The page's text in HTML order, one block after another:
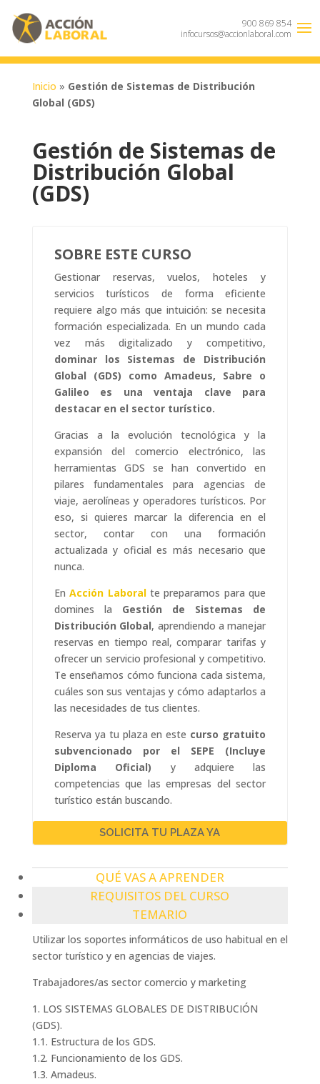
900 869 854
infocursos@accionlaboral.com
Inicio » Gestión de Sistemas de Distribución
Global (GDS)
Gestión de Sistemas de
Distribución Global
(GDS)
SOBRE ESTE CURSO
Gestionar reservas, vuelos, hoteles y
servicios turísticos de forma eficiente
requiere algo más que intuición: se necesita
formación especializada. En un mundo cada
vez más digitalizado y competitivo,
dominar los Sistemas de Distribución
Global (GDS) como Amadeus, Sabre o
Galileo es una ventaja clave para
destacar en el sector turístico.
Gracias a la evolución tecnológica y la
expansión del comercio electrónico, las
herramientas GDS se han convertido en
pilares fundamentales para agencias de
viaje, aerolíneas y operadores turísticos. Por
eso, si quieres marcar la diferencia en el
sector, contar con una formación
actualizada y oficial es más necesario que
nunca.
En Acción Laboralte preparamos para que
domines la Gestión de Sistemas de
Distribución Global, aprendiendo a manejar
reservas en tiempo real, comparar tarifas y
ofrecer un servicio profesional y competitivo.
Te enseñamos cómo funciona cada sistema,
cuáles son sus ventajas y cómo adaptarlos a
las necesidades de tus clientes.
Reserva ya tu plaza en este curso gratuito
subvencionado por el SEPE (Incluye
Diploma Oficial) y adquiere las
competencias que las empresas del sector
turístico están buscando.
SOLICITA TU PLAZA YA
QUÉ VAS A APRENDER
REQUISITOS DEL CURSO
TEMARIO
Utilizar los soportes informáticos de uso habitual en el
sector turístico y en agencias de viajes.
Trabajadores/as sector comercio y marketing
1. LOS SISTEMAS GLOBALES DE DISTRIBUCIÓN
(GDS).
1.1. Estructura de los GDS.
1.2. Funcionamiento de los GDS.
1.3. Amadeus.